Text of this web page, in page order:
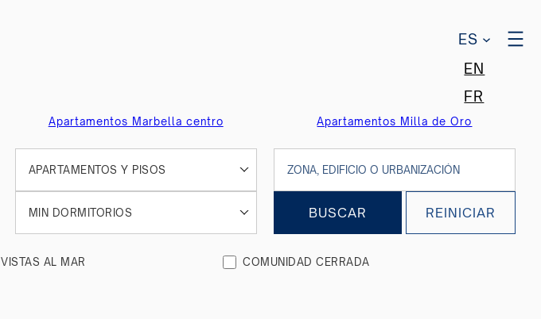
ES
EN
FR
Apartamentos Marbella centro Apartamentos Milla de Oro
APARTAMENTOS Y PISOS
MIN DORMITORIOS BUSCAR REINICIAR
VISTAS AL MAR COMUNIDAD CERRADA